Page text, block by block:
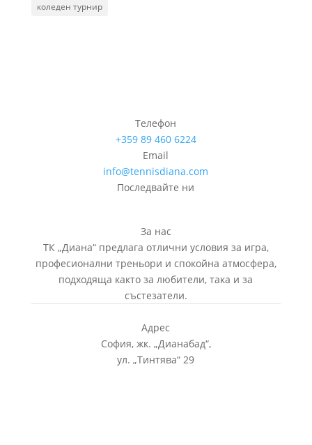
коледен турнир
Телефон
+359 89 460 6224­
Email
info@tennisdiana.com
Последвайте ни
За нас
ТК „Диана“ предлага отлични условия за игра,
професионални треньори и спокойна атмосфера,
подходяща както за любители, така и за
състезатели.
Адрес
София, жк. „Дианабад“,
ул.„Тинтява“ 29